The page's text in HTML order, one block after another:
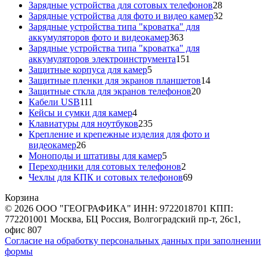
товаров
Зарядные устройства для сотовых телефонов2828
товаров
Зарядные устройства для фото и видео камер32
Зарядные устройства типа "кроватка" для
аккумуляторов фото и видеокамер363363
товара
Зарядные устройства типа "кроватка" для
аккумуляторов электроинструмента151
Защитные корпуса для камер55
товаров
Защитные пленки для экранов планшетов1414
Защитные сткла для экранов телефонов2020
Кабели USB111
товаров
Кейсы и сумки для камер44
товара
Клавиатуры для ноутбуков235235
товаров
Крепление и крепежные изделия для фото и
видеокамер2626
товаров
Моноподы и штативы для камер55
товаров
Переходники для сотовых телефонов2
товара
Чехлы для КПК и сотовых телефонов6969
Корзина
© 2026 ООО "ГЕОГРАФИКА" ИНН: 9722018701 КПП:
772201001 Москва, БЦ Россия, Волгоградский пр-т, 26с1,
офис 807
Согласие на обработку персональных данных при заполнении
формы